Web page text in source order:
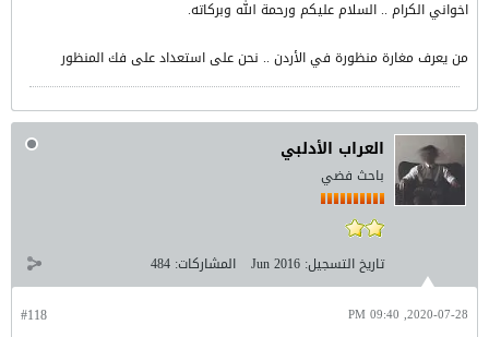
اخواني الكرام .. السلام عليكم ورحمة الله وبركاته.
من يعرف مغارة منظورة في الأردن .. نحن على استعداد على فك المنظور
العراب الأدلبي
باحث فضي
تاريخ التسجيل: Jun 2016 المشاركات: 484
#118 2020-07-28, 09:40 PM